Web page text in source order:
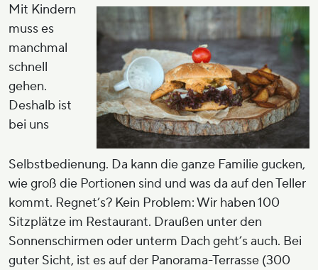
Mit Kindern
muss es
manchmal
schnell
gehen.
Deshalb ist
bei uns
Selbstbedienung. Da kann die ganze Familie gucken,
wie groß die Portionen sind und was da auf den Teller
kommt. Regnet’s? Kein Problem: Wir haben 100
Sitzplätze im Restaurant. Draußen unter den
Sonnenschirmen oder unterm Dach geht’s auch. Bei
guter Sicht, ist es auf der Panorama-Terrasse (300